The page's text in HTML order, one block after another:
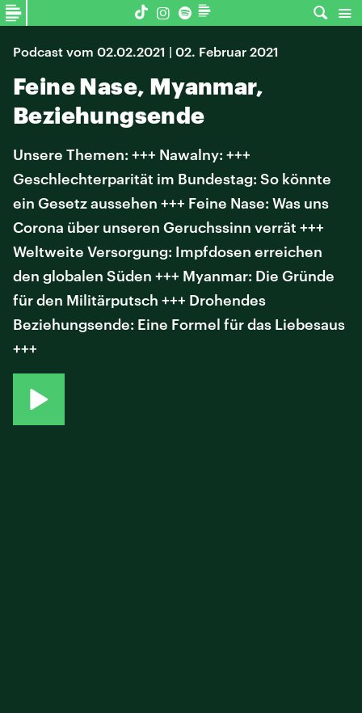
Podcast vom 02.02.2021 | 02. Februar 2021
Feine Nase, Myanmar,
Beziehungsende
Unsere Themen: +++ Nawalny: +++
Geschlechterparität im Bundestag: So könnte
ein Gesetz aussehen +++ Feine Nase: Was uns
Corona über unseren Geruchssinn verrät +++
Weltweite Versorgung: Impfdosen erreichen
den globalen Süden +++ Myanmar: Die Gründe
für den Militärputsch +++ Drohendes
Beziehungsende: Eine Formel für das Liebesaus
+++